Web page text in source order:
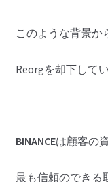
このような背景か
Reorgを却下してい
BINANCEは顧客の
最も信頼のできる